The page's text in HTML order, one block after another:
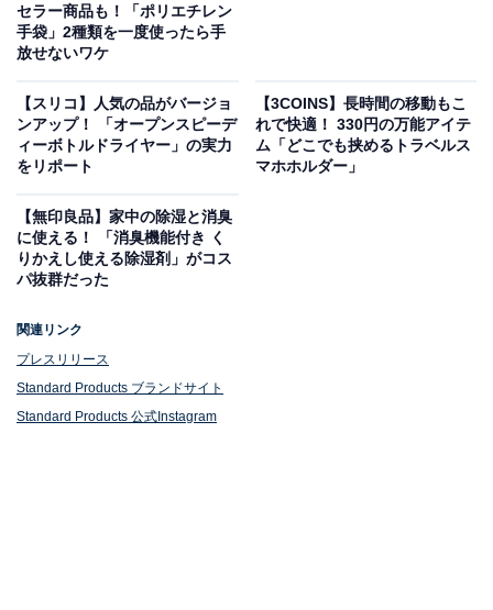
す。
老舗酒蔵の酒粕を使った基礎化粧品シリーズ
セラー商品も！「ポリエチレン
手袋」2種類を一度使ったら手
放せないワケ
【スリコ】人気の品がバージョ
ンアップ！ 「オープンスピーデ
ィーボトルドライヤー」の実力
をリポート
【3COINS】長時間の移動もこ
れで快適！ 330円の万能アイテ
ム「どこでも挟めるトラベルス
マホホルダー」
【無印良品】家中の除湿と消臭
に使える！ 「消臭機能付き く
りかえし使える除湿剤」がコス
パ抜群だった
関連リンク
プレスリリース
Standard Products ブランドサイト
Standard Products 公式Instagram